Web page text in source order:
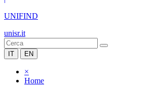
UNIFIND
unisr.it
IT EN
×
Home